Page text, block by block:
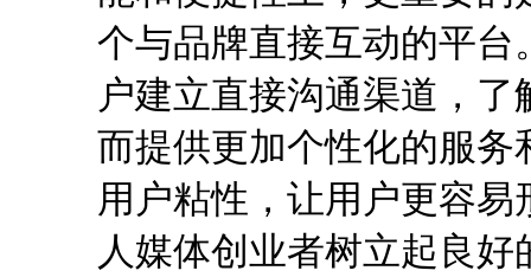
个与品牌直接互动的平
户建立直接沟通渠道，
而提供更加个性化的服
用户粘性，让用户更容
人媒体创业者树立起良